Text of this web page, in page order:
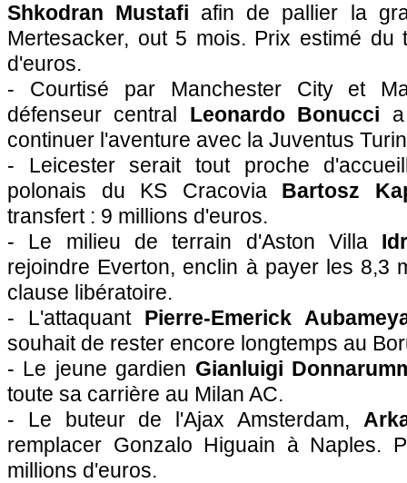
Shkodran Mustafi afin de pallier la
Mertesacker, out 5 mois. Prix estimé du
d'euros.
- Courtisé par Manchester City et
défenseur central Leonardo Bonucci
continuer l'aventure avec la Juventus
- Leicester serait tout proche
polonais du KS Cracovia Bartosz
transfert : 9 millions d'euros.
- Le milieu de terrain d'Aston Villa
rejoindre Everton, enclin à payer les 8,3
clause libératoire.
- L'attaquant Pierre-Emerick
souhait de rester encore longtemps au
- Le jeune gardien Gianluigi
toute sa carrière au Milan AC.
- Le buteur de l'Ajax Amsterdam,
remplacer Gonzalo Higuain à Naples.
millions d'euros.